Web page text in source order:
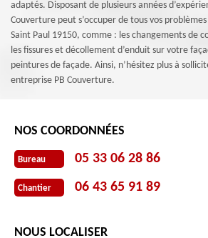
adaptés. Disposant de plusieurs années
Couverture peut s’occuper de tous vos
Saint Paul 19150, comme : les changements de
les fissures et décollement d’enduit sur votre
peintures de façade. Ainsi, n’hésitez plus à
entreprise PB Couverture.
NOS COORDONNÉES
Bureau 05 33 06 28 86
Chantier 06 43 65 91 89
NOUS LOCALISER